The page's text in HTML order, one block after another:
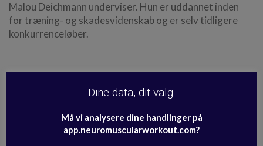
Malou Deichmann underviser. Hun er uddannet inden
for træning- og skadesvidenskab og er selv tidligere
konkurrenceløber.
sundhedsinformation >
Alle øvelser»Rygsøjle og kropsholdning»
Dine data, dit valg.
Må vi analysere dine handlinger på
app.neuromuscularworkout.com?